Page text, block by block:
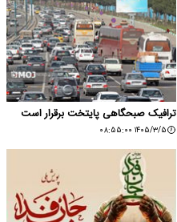
ترافیک صبحگاهی پایتخت برقرار است
۱۴۰۵/۳/۵ ۰۸:۵۵:۰۰